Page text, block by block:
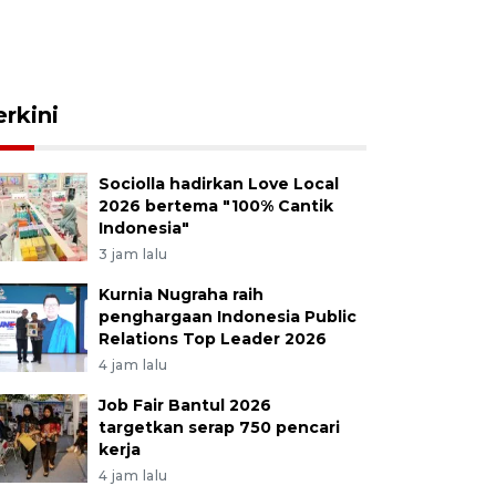
Sociolla hadirkan Love Local
2026 bertema "100% Cantik
Indonesia"
3 jam lalu
Kurnia Nugraha raih
penghargaan Indonesia Public
Relations Top Leader 2026
4 jam lalu
Job Fair Bantul 2026
targetkan serap 750 pencari
kerja
4 jam lalu